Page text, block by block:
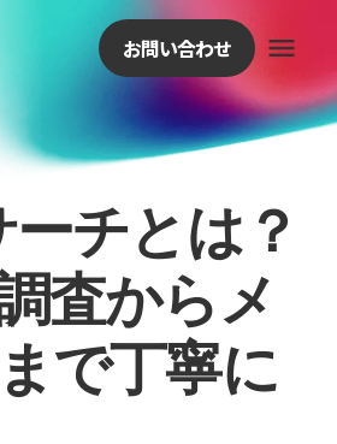
お問い合わせ menu
チとは？
査からメ
で丁寧に